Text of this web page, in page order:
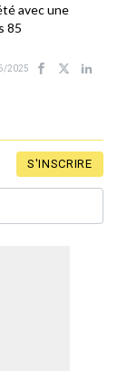
avec une
85
2025
S'INSCRIRE